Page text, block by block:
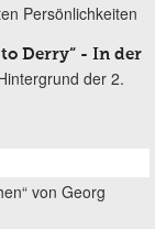
Persönlichkeiten
Derry“ - In der
der 2.
von Georg